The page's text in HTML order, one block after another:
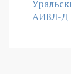
АИВЛ-Д